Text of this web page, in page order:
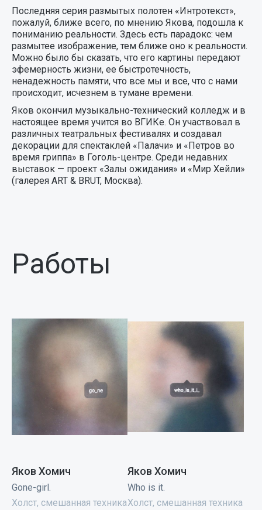
Последняя серия размытых полотен «Интротекст»,
пожалуй, ближе всего, по мнению Якова, подошла к
пониманию реальности. Здесь есть парадокс: чем
размытее изображение, тем ближе оно к реальности.
Можно было бы сказать, что его картины передают
эфемерность жизни, ее быстротечность,
ненадежность памяти, что все мы и все, что с нами
происходит, исчезнем в тумане времени.
Яков окончил музыкально-технический колледж и в
настоящее время учится во ВГИКе. Он участвовал в
различных театральных фестивалях и создавал
декорации для спектаклей «Палачи» и «Петров во
время гриппа» в Гоголь-центре. Среди недавних
выставок — проект «Залы ожидания» и «Мир Хейли»
(галерея ART & BRUT, Москва).
Работы
Яков Хомич
Gone-girl.
Холст, смешанная техника
Яков Хомич
Who is it.
Холст, смешанная техника